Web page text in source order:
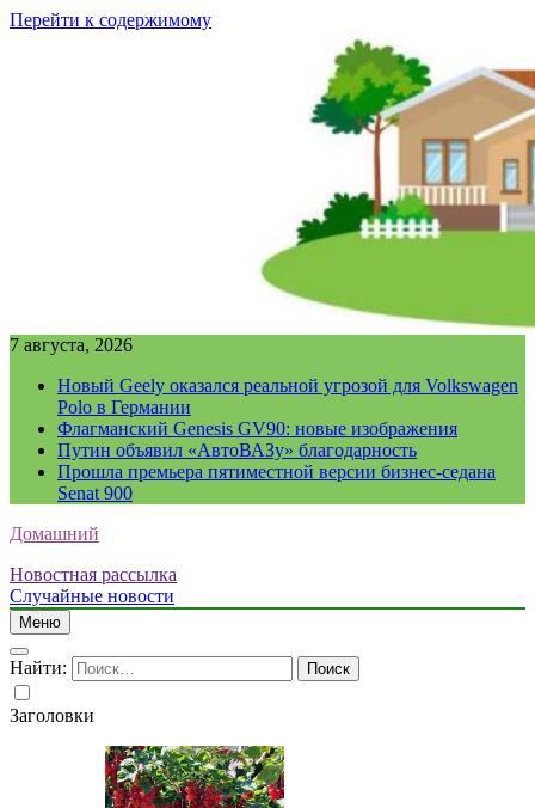
Перейти к содержимому
7 августа, 2026
Новый Geely оказался реальной угрозой для Volkswagen
Polo в Германии
Флагманский Genesis GV90: новые изображения
Путин объявил «АвтоВАЗу» благодарность
Прошла премьера пятиместной версии бизнес-седана
Senat 900
Домашний
Новостная рассылка
Случайные новости
Меню
Найти:
Заголовки